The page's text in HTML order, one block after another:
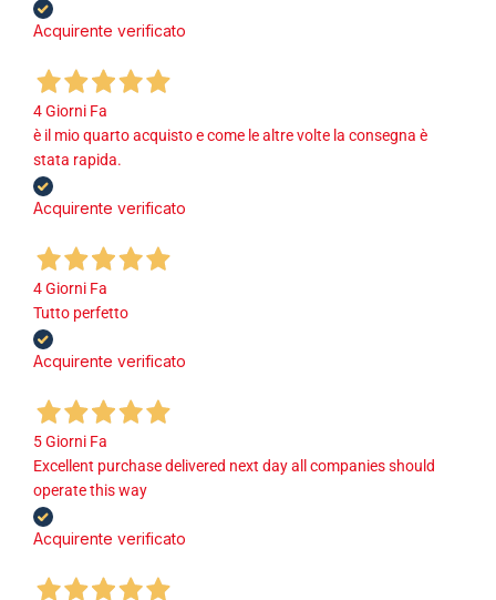
Acquirente verificato
4 Giorni Fa
è il mio quarto acquisto e come le altre volte la consegna è
stata rapida.
Acquirente verificato
4 Giorni Fa
Tutto perfetto
Acquirente verificato
5 Giorni Fa
Excellent purchase delivered next day all companies should
operate this way
Acquirente verificato